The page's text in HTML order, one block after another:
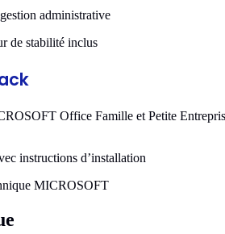
administrative
de stabilité inclus
Office Famille et Petite
instructions d’installation
MICROSOFT